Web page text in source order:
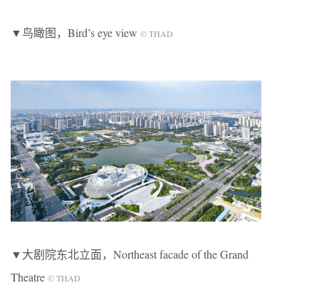
▼鸟瞰图，Bird’s eye view © THAD
▼大剧院东北立面，Northeast facade of the Grand
Theatre © THAD